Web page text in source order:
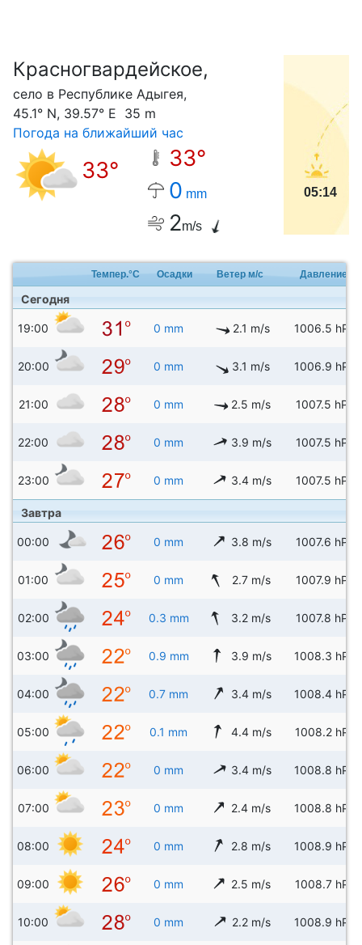
Красногвардейское,
село в Республике Адыгея,
45.1° N, 39.57° E 35 m
Погода на ближайший час
33°
33°
0 mm
2m/s
05:14
Темпер.°C Осадки Ветер м/с Давление
Сегодня
19:00 0 mm 2.1 m/s 1006.5 hPa
20:00 0 mm 3.1 m/s 1006.9 hPa
21:00 0 mm 2.5 m/s 1007.5 hPa
22:00 0 mm 3.9 m/s 1007.5 hPa
23:00 0 mm 3.4 m/s 1007.5 hPa
Завтра
00:00 0 mm 3.8 m/s 1007.6 hPa
01:00 0 mm 2.7 m/s 1007.9 hPa
02:00 0.3 mm 3.2 m/s 1007.8 hPa
03:00 0.9 mm 3.9 m/s 1008.3 hPa
04:00 0.7 mm 3.4 m/s 1008.4 hPa
05:00 0.1 mm 4.4 m/s 1008.2 hPa
06:00 0 mm 3.4 m/s 1008.8 hPa
07:00 0 mm 2.4 m/s 1008.8 hPa
08:00 0 mm 2.8 m/s 1008.9 hPa
09:00 0 mm 2.5 m/s 1008.7 hPa
10:00 0 mm 2.2 m/s 1008.9 hPa